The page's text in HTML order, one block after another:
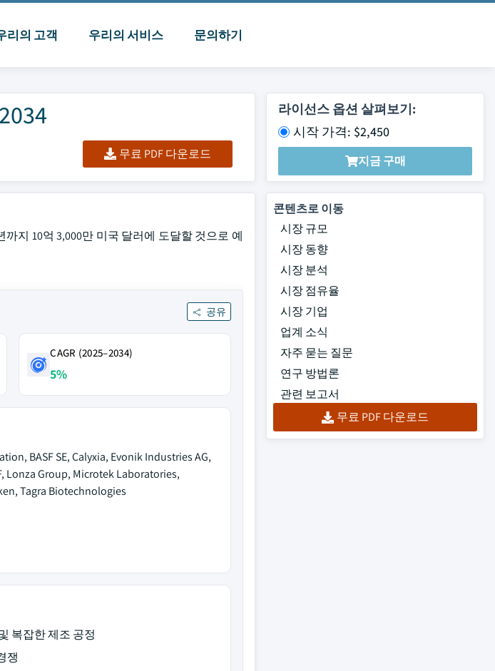
리의 고객 우리의 서비스 문의하기
무료 PDF 다운로드
라이선스 옵션 살펴보기:
시작 가격: $2,450
지금 구매
지 10억 3,000만 미국 달러에 도달할 것으로 예
공유
CAGR (2025–2034)
5%
BASF SE, Calyxia, Evonik Industries AG,
Lonza Group, Microtek Laboratories,
Tagra Biotechnologies
복잡한 제조 공정
쟁
콘텐츠로 이동
시장 규모
시장 동향
시장 분석
시장 점유율
시장 기업
업계 소식
자주 묻는 질문
연구 방법론
관련 보고서
무료 PDF 다운로드